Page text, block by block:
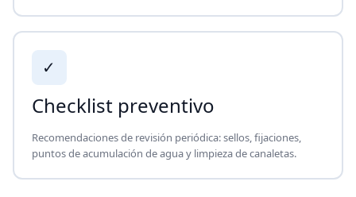
✓
Checklist preventivo
Recomendaciones de revisión periódica: sellos, fijaciones,
puntos de acumulación de agua y limpieza de canaletas.